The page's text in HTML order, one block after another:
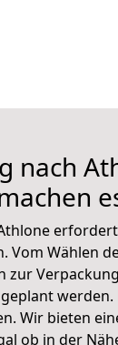
nach
Wählen
zur
werden.
Wir bieten
ob in der